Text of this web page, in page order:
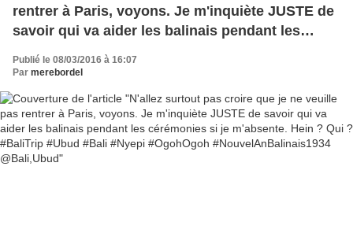
rentrer à Paris, voyons. Je m'inquiète JUSTE de
savoir qui va aider les balinais pendant les
#BaliTrip #Ubud #Bali #Nyepi #OgohOgoh
Publié le 08/03/2016 à 16:07
Par merebordel